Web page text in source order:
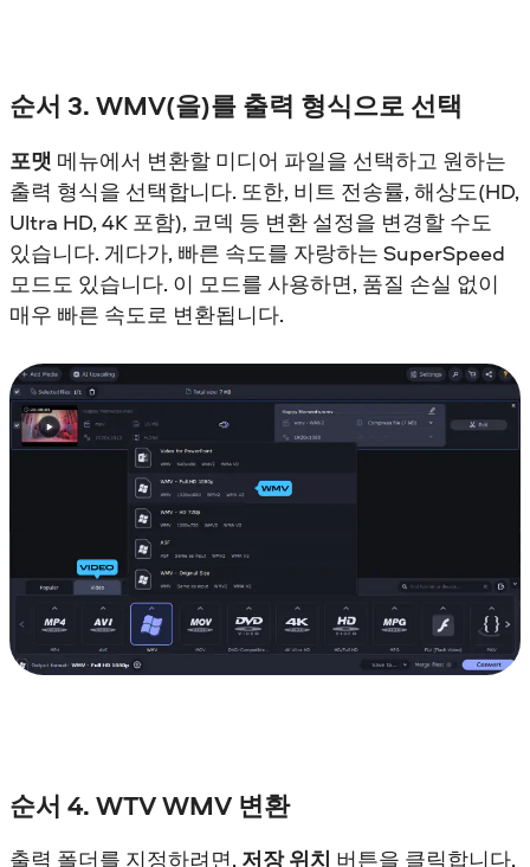
순서 3. WMV(을)를 출력 형식으로 선택
포맷 메뉴에서 변환할 미디어 파일을 선택하고 원하는
출력 형식을 선택합니다. 또한, 비트 전송률, 해상도(HD,
Ultra HD, 4K 포함), 코덱 등 변환 설정을 변경할 수도
있습니다. 게다가, 빠른 속도를 자랑하는 SuperSpeed
모드도 있습니다. 이 모드를 사용하면, 품질 손실 없이
매우 빠른 속도로 변환됩니다.
순서 4. WTV WMV 변환
출력 폴더를 지정하려면, 저장 위치 버튼을 클릭합니다.